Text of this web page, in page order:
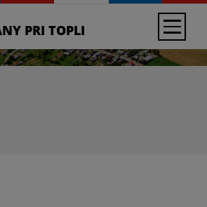
PRI TOPLI